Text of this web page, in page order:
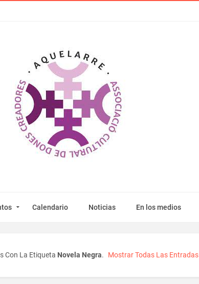
Calendario Noticias En los medios
Con La Etiqueta Novela Negra. Mostrar Todas Las Entradas